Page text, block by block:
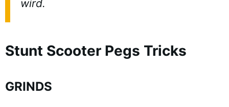
wird.
Stunt Scooter Pegs Tricks
GRINDS